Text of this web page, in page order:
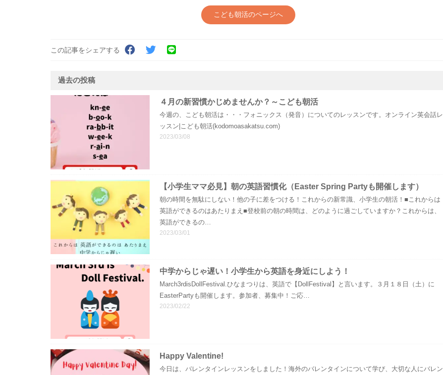
こども朝活のページへ
この記事をシェアする
過去の投稿
４月の新習慣かじめませんか？～こども朝活
今週の、こども朝活は・・・フォニックス（発音）についてのレッスンです。オンライン英会話レ
ッスン|こども朝活(kodomoasakatsu.com)
2023/03/08
【小学生ママ必見】朝の英語習慣化（Easter Spring Partyも開催します）
朝の時間を無駄にしない！他の子に差をつける！これからの新常識、小学生の朝活！■これからは
英語ができるのはあたりまえ■登校前の朝の時間は、どのように過ごしていますか？これからは、
英語ができるの…
2023/03/01
中学からじゃ遅い！小学生から英語を身近にしよう！
March3rdisDollFestival.ひなまつりは、英語で【DollFestival】と言います。３月１８日（土）に
EasterPartyも開催します。参加者、募集中！ご応…
2023/02/22
Happy Valentine!
今日は、バレンタインレッスンをしました！海外のバレンタインについて学び、大切な人にバレン